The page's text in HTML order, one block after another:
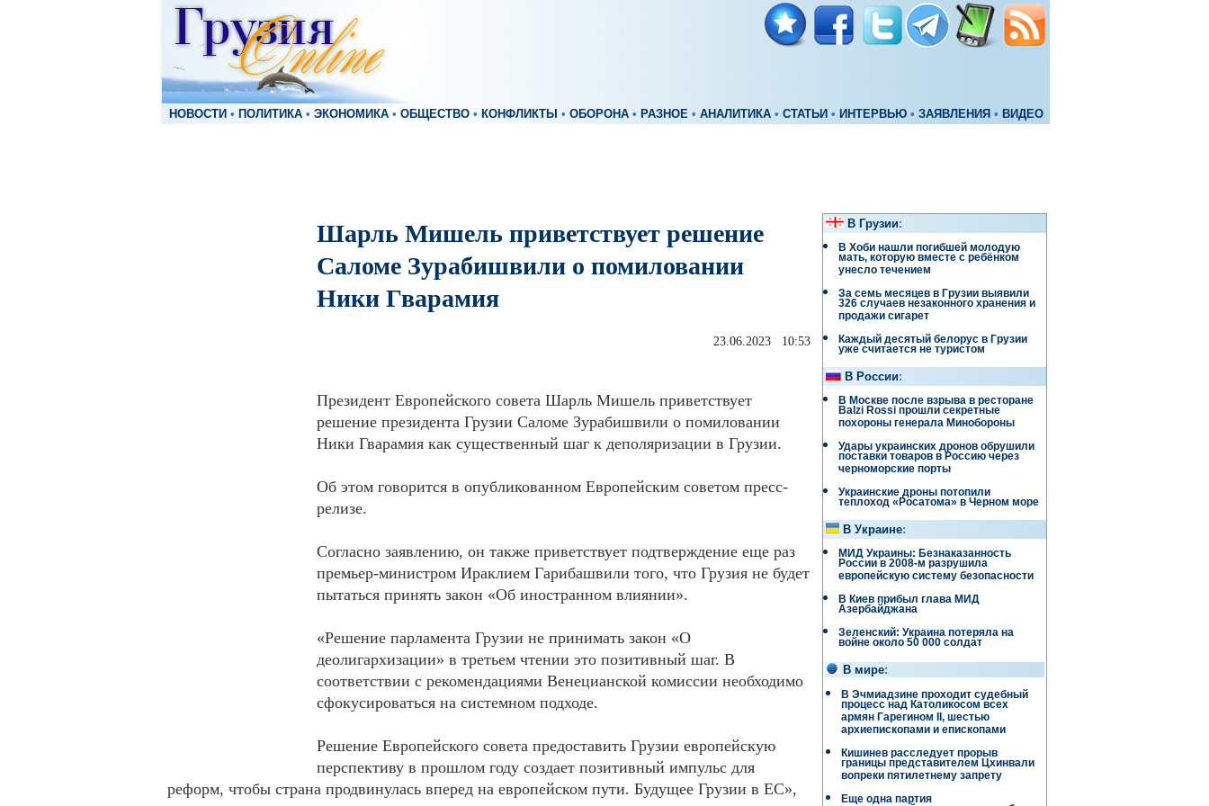
НОВОСТИ • ПОЛИТИКА • ЭКОНОМИКА • ОБЩЕСТВО • КОНФЛИКТЫ • ОБОРОНА • РАЗНОЕ • АНАЛИТИКА • СТАТЬИ • ИНТЕРВЬЮ • ЗАЯВЛЕНИЯ • ВИДЕО
Шарль Мишель приветствует решение
Саломе Зурабишвили о помиловании
Ники Гварамия
23.06.2023 10:53
Президент Европейского совета Шарль Мишель приветствует
решение президента Грузии Саломе Зурабишвили о помиловании
Ники Гварамия как существенный шаг к деполяризации в Грузии.
Об этом говорится в опубликованном Европейским советом пресс-
релизе.
Согласно заявлению, он также приветствует подтверждение еще раз
премьер-министром Ираклием Гарибашвили того, что Грузия не будет
пытаться принять закон «Об иностранном влиянии».
«Решение парламента Грузии не принимать закон «О
деолигархизации» в третьем чтении это позитивный шаг. В
соответствии с рекомендациями Венецианской комиссии необходимо
сфокусироваться на системном подходе.
Решение Европейского совета предоставить Грузии европейскую
перспективу в прошлом году создает позитивный импульс для
реформ, чтобы страна продвинулась вперед на европейском пути. Будущее Грузии в ЕС»,
В Грузии:
В Хоби нашли погибшей молодую
мать, которую вместе с ребёнком
унесло течением
За семь месяцев в Грузии выявили
326 случаев незаконного хранения и
продажи сигарет
Каждый десятый белорус в Грузии
уже считается не туристом
В России:
В Москве после взрыва в ресторане
Balzi Rossi прошли секретные
похороны генерала Минобороны
Удары украинских дронов обрушили
поставки товаров в Россию через
черноморские порты
Украинские дроны потопили
теплоход «Росатома» в Черном море
В Украине:
МИД Украины: Безнаказанность
России в 2008-м разрушила
европейскую систему безопасности
В Киев прибыл глава МИД
Азербайджана
Зеленский: Украина потеряла на
войне около 50 000 солдат
В мире:
В Эчмиадзине проходит судебный
процесс над Католикосом всех
армян Гарегином II, шестью
архиепископами и епископами
Кишинев расследует прорыв
границы представителем Цхинвали
вопреки пятилетнему запрету
Еще одна партия